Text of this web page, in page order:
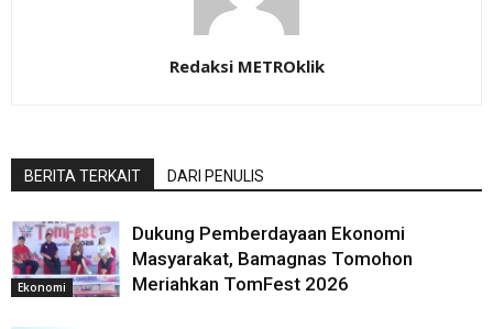
Redaksi METROklik
BERITA TERKAIT DARI PENULIS
Ekonomi
Dukung Pemberdayaan Ekonomi
Masyarakat, Bamagnas Tomohon
Meriahkan TomFest 2026